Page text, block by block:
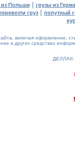
из Польши | грузы из
груз | попутный
включая оформление,
в других средствах